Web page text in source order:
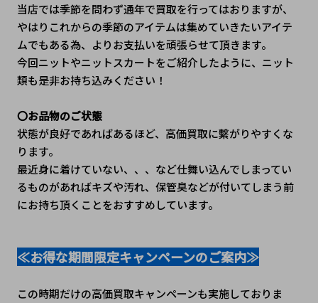
当店では季節を問わず通年で買取を行ってはおりますが、
やはりこれからの季節のアイテムは集めていきたいアイテ
ムでもある為、よりお支払いを頑張らせて頂きます。
今回ニットやニットスカートをご紹介したように、ニット
類も是非お持ち込みください！
〇お品物のご状態
状態が良好であればあるほど、高価買取に繫がりやすくな
ります。
最近身に着けていない、、、など仕舞い込んでしまってい
るものがあればキズや汚れ、保管臭などが付いてしまう前
にお持ち頂くことをおすすめしています。
≪お得な期間限定キャンペーンのご案内≫
この時期だけの高価買取キャンペーンも実施しておりま